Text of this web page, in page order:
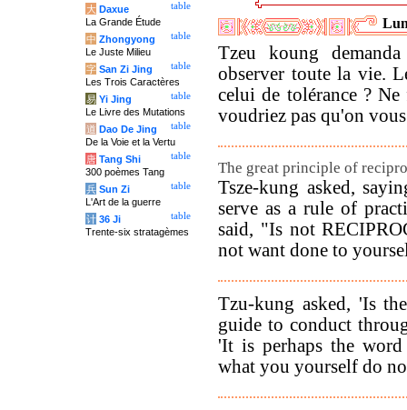
Tzeu koung
observer toute la vie.
celui de tolérance ?
voudriez pas qu'on
The great principle of
Tsze-kung asked,
serve as a rule of
said, "Is not
not want done to
Tzu-kung asked, 'Is
guide to conduct
'It is perhaps the
what you yourself do
table
大 Daxue
La Grande Étude
table
中 Zhongyong
Le Juste Milieu
table
字 San Zi Jing
Les Trois Caractères
table
易 Yi Jing
Le Livre des Mutations
table
道 Dao De Jing
De la Voie et la Vertu
table
唐 Tang Shi
300 poèmes Tang
table
兵 Sun Zi
L'Art de la guerre
table
计 36 Ji
Trente-six stratagèmes